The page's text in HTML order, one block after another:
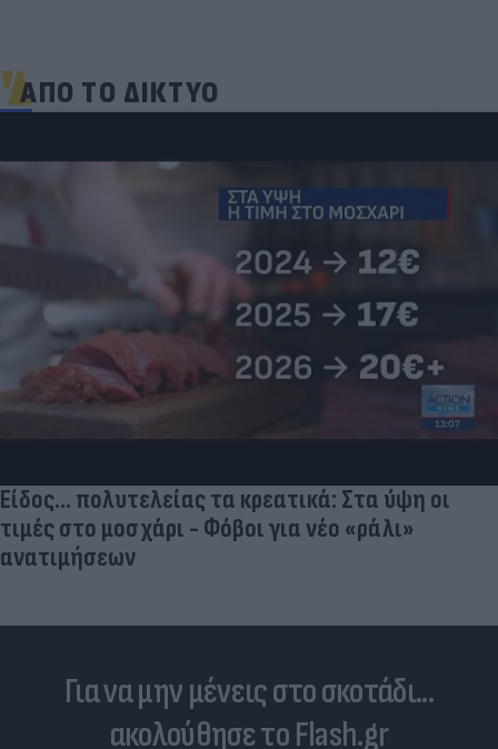
ΑΠΟ ΤΟ ΔΙΚΤΥΟ
Είδος... πολυτελείας τα κρεατικά: Στα ύψη οι
τιμές στο μοσχάρι - Φόβοι για νέο «ράλι»
ανατιμήσεων
Για να μην μένεις στο σκοτάδι...
ακολούθησε το Flash.gr